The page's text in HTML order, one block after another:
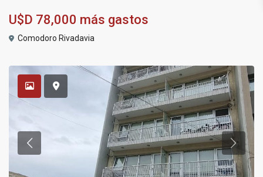
U$D 78,000 más gastos
Comodoro Rivadavia